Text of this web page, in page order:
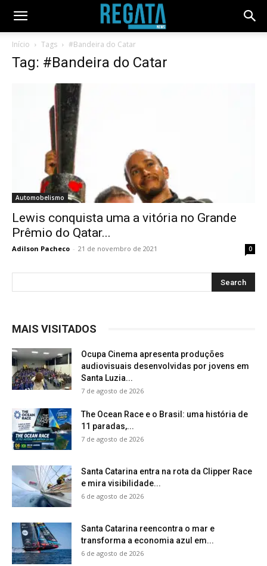
Início Tags #Bandeira do Catar
Tag: #Bandeira do Catar
Automobelismo
Lewis conquista uma a vitória no Grande
Prêmio do Qatar...
Adilson Pacheco - 21 de novembro de 2021 0
MAIS VISITADOS
Ocupa Cinema apresenta produções
audiovisuais desenvolvidas por jovens em
Santa Luzia...
7 de agosto de 2026
The Ocean Race e o Brasil: uma história de
11 paradas,...
7 de agosto de 2026
Santa Catarina entra na rota da Clipper Race
e mira visibilidade...
6 de agosto de 2026
Santa Catarina reencontra o mar e
transforma a economia azul em...
6 de agosto de 2026